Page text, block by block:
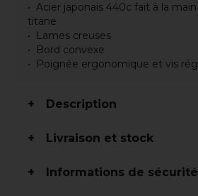
Acier japonais 440c fait à la
titane
Lames creuses
Bord convexe
Poignée ergonomique et vis
Description
Livraison et stock
Informations de sécurité